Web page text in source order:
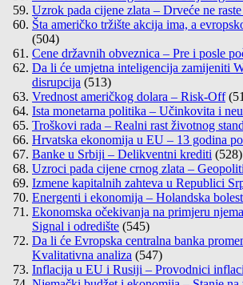
Uzrok pada cijene zlata – Drveće ne
Šta američko tržište akcija ima, a
(504)
Cene državnih obveznica – Pre i posle
Da li će umjetna inteligencija zamijeniti
disrupcija (513)
Vrednost američkog dolara – Risk-Off
Ista monetarna politika – Učinkovita i
Troškovi rada – Realni rast životnog
Hrvatska ekonomija u EU – 13 godina
Banke u Srbiji – Delikventni krediti (528)
Uzroci pada cijene crnog zlata –
Izmene kapitalnih zahteva u Republici
Energenti i ekonomija – Holandska bolest
Ekonomska očekivanja na primjeru
Signal i odredište (545)
Da li će Evropska centralna banka
Kvalitativna analiza (547)
Inflacija u EU i Rusiji – Provodnici